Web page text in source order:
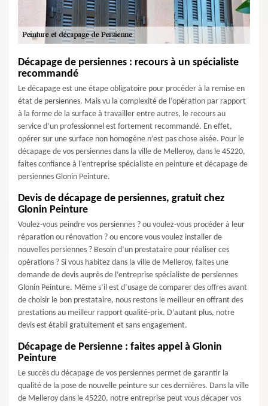
Décapage de persiennes : recours à un spécialiste
recommandé
Le décapage est une étape obligatoire pour procéder à la remise en
état de persiennes. Mais vu la complexité de l’opération par rapport
à la forme de la surface à travailler entre autres, le recours au
service d’un professionnel est fortement recommandé. En effet,
opérer sur une surface non homogène n’est pas chose aisée. Pour le
décapage de vos persiennes dans la ville de Melleroy, dans le 45220,
faites confiance à l’entreprise spécialiste en peinture et décapage de
persiennes Glonin Peinture.
Devis de décapage de persiennes, gratuit chez
Glonin Peinture
Voulez-vous peindre vos persiennes ? ou voulez-vous procéder à leur
réparation ou rénovation ? ou encore vous voulez installer de
nouvelles persiennes ? Besoin d’un prestataire pour réaliser ces
opérations ? Si vous habitez dans la ville de Melleroy, faites une
demande de devis auprès de l’entreprise spécialiste de persiennes
Glonin Peinture. Même s’il est d’usage de comparer des offres avant
de choisir le bon prestataire, nous restons le meilleur en offrant des
prestations au meilleur rapport qualité-prix. D’autant plus, notre
devis est établi gratuitement et sans engagement.
Décapage de Persienne : faites appel à Glonin
Peinture
Le succès du décapage de vos persiennes permet de garantir la
qualité de la pose de nouvelle peinture sur ces dernières. Dans la ville
de Melleroy dans le 45220, notre entreprise peut vous décaper vos